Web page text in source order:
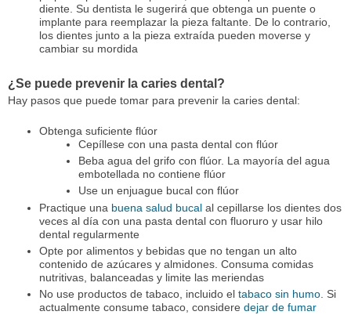
diente. Su dentista le sugerirá que obtenga un puente o
implante para reemplazar la pieza faltante. De lo contrario,
los dientes junto a la pieza extraída pueden moverse y
cambiar su mordida
¿Se puede prevenir la caries dental?
Hay pasos que puede tomar para prevenir la caries dental:
Obtenga suficiente flúor
Cepíllese con una pasta dental con flúor
Beba agua del grifo con flúor. La mayoría del agua
embotellada no contiene flúor
Use un enjuague bucal con flúor
Practique una buena salud bucalal cepillarse los dientes dos
veces al día con una pasta dental con fluoruro y usar hilo
dental regularmente
Opte por alimentos y bebidas que no tengan un alto
contenido de azúcares y almidones. Consuma comidas
nutritivas, balanceadas y limite las meriendas
No use productos de tabaco, incluido el tabaco sin humo. Si
actualmente consume tabaco, considere dejar de fumar